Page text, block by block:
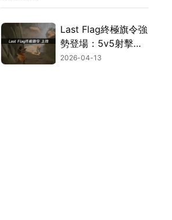
Last Flag終極旗令強
勢登場：5v5射擊奪
旗新作與網路優化完
2026-04-13